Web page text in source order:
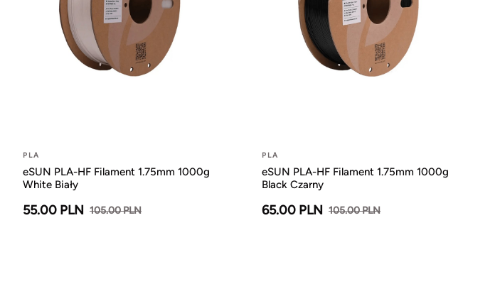
PLA
eSUN PLA-HF Filament 1.75mm 1000g
White Biały
55.00 PLN 105.00 PLN
PLA
eSUN PLA-HF Filament 1.75mm 1000g
Black Czarny
65.00 PLN 105.00 PLN